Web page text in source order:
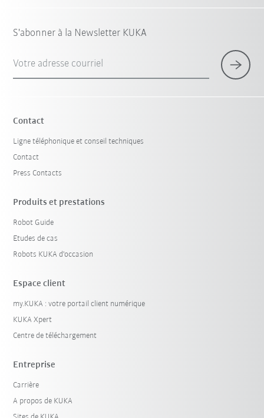
S'abonner à la Newsletter KUKA
Votre adresse courriel
Contact
Ligne téléphonique et conseil techniques
Contact
Press Contacts
Produits et prestations
Robot Guide
Etudes de cas
Robots KUKA d'occasion
Espace client
my.KUKA : votre portail client numérique
KUKA Xpert
Centre de téléchargement
Entreprise
Carrière
A propos de KUKA